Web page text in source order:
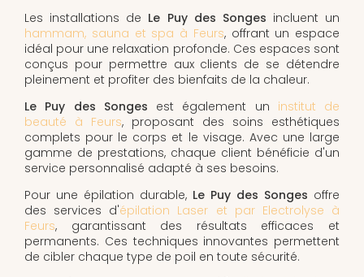
Les installations de Le Puy des Songes incluent un
hammam, sauna et spa à Feurs, offrant un espace
idéal pour une relaxation profonde. Ces espaces sont
conçus pour permettre aux clients de se détendre
pleinement et profiter des bienfaits de la chaleur.
Le Puy des Songes est également un institut de
beauté à Feurs, proposant des soins esthétiques
complets pour le corps et le visage. Avec une large
gamme de prestations, chaque client bénéficie d'un
service personnalisé adapté à ses besoins.
Pour une épilation durable, Le Puy des Songes offre
des services d'épilation Laser et par Electrolyse à
Feurs, garantissant des résultats efficaces et
permanents. Ces techniques innovantes permettent
de cibler chaque type de poil en toute sécurité.